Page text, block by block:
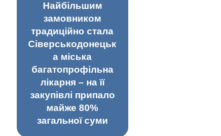
Найбільшим
замовником
традиційно стала
Сіверськодонецьк
а міська
багатопрофільна
лікарня – на її
закупівлі припало
майже 80%
загальної суми